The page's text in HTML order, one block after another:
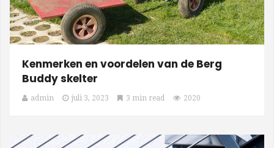
Kenmerken en voordelen van de Berg
Buddy skelter
admin juli 3, 2023 3 min read 2020